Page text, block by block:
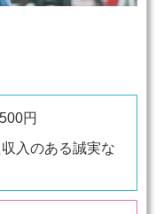
円
入のある誠実な